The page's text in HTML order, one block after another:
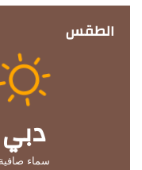
الطقس
دبي
سماء صافية